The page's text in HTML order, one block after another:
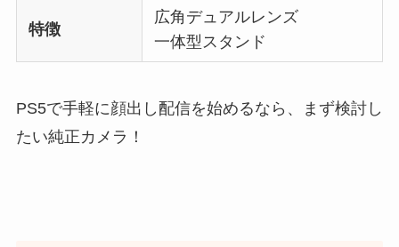
特徴
広角デュアルレンズ
一体型スタンド
PS5で手軽に顔出し配信を始めるなら、まず検討し
たい純正カメラ！